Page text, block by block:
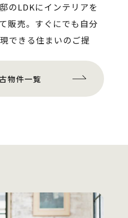
のLDKにインテリアを
販売。すぐにでも自分
できる住まいのご提
物件一覧